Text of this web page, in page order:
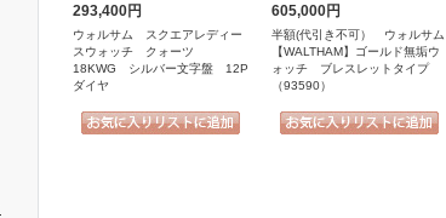
293,400円 605,000円
ウォルサム スクエアレディー
スウォッチ クォーツ
18KWG シルバー文字盤 12P
ダイヤ
半額(代引き不可） ウォルサム
【WALTHAM】ゴールド無垢ウ
ォッチ ブレスレットタイプ
（93590）